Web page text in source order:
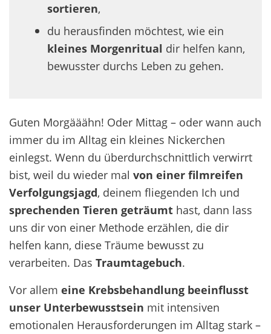
sortieren,
du herausfinden möchtest, wie ein
kleines Morgenritual dir helfen kann,
bewusster durchs Leben zu gehen.
Guten Morgääähn! Oder Mittag – oder wann auch
immer du im Alltag ein kleines Nickerchen
einlegst. Wenn du überdurchschnittlich verwirrt
bist, weil du wieder mal von einer filmreifen
Verfolgungsjagd, deinem fliegenden Ich und
sprechenden Tieren geträumt hast, dann lass
uns dir von einer Methode erzählen, die dir
helfen kann, diese Träume bewusst zu
verarbeiten. Das Traumtagebuch.
Vor allem eine Krebsbehandlung beeinflusst
unser Unterbewusstsein mit intensiven
emotionalen Herausforderungen im Alltag stark –